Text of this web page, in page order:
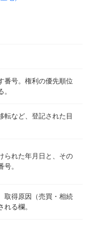
番号。権利の優先順位
転など、登記された目
られた年月日と、その
。
取得原因（売買・相続
れる欄。